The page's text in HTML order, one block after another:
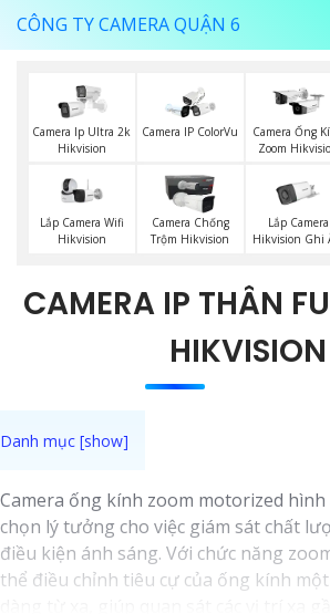
CÔNG TY CAMERA QUẬN 6
Camera Ip Ultra 2k
Hikvision
Camera IP ColorVu
Camera Ống
Zoom
Lắp Camera Wifi
Hikvision
Camera Chống
Trộm Hikvision
Lắp Camera
Hikvision Ghi
CAMERA IP THÂN
HIKVISION
Camera ống kính zoom motorized hình
chọn lý tưởng cho việc giám sát chất
điều kiện ánh sáng. Với chức năng
thể điều chỉnh tiêu cự của ống kính